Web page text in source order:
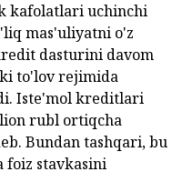
kafolatlari uchinchi
mas'uliyatni o'z
dasturini davom
to'lov rejimida
Iste'mol kreditlari
rubl ortiqcha
Bundan tashqari, bu
foiz stavkasini